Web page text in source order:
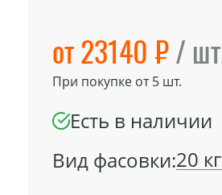
от 23140 ₽/
При покупке от5шт.
Есть в наличии
Вид фасовки:20 кг